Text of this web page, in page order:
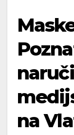
na